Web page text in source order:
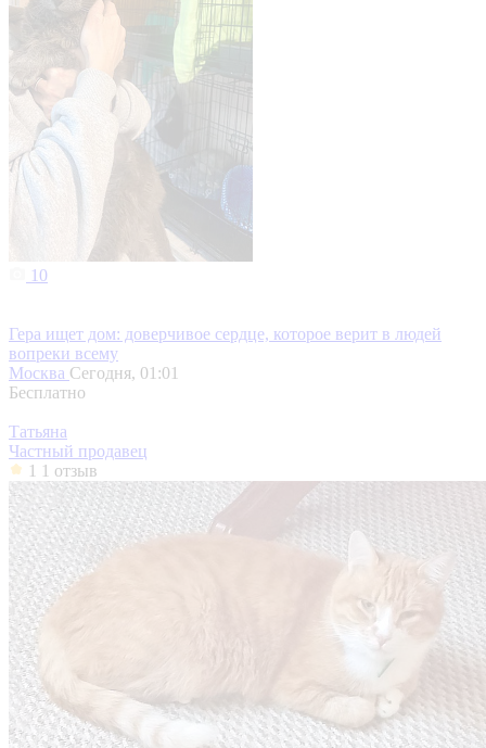
10
Гера ищет дом: доверчивое сердце, которое верит в людей
вопреки всему
Москва Сегодня, 01:01
Бесплатно
Татьяна
Частный продавец
1 1 отзыв